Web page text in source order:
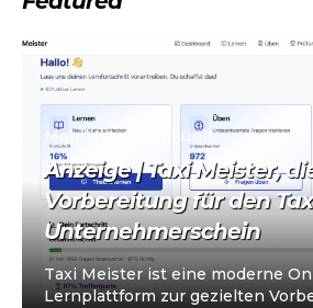
Mobilität der Zukunft
Anzeige | Taxi Meister,
Vorbereitung für den
Unternehmerschein
Taxi Meister ist eine moderne
Lernplattform zur gezielten